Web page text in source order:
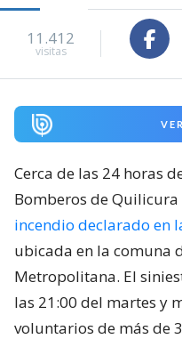
11.412
visitas
Cerca de las 24 horas
Bomberos de
incendio declarado en
ubicada en la comuna
Metropolitana. El
las 21:00 del martes y
voluntarios de más de